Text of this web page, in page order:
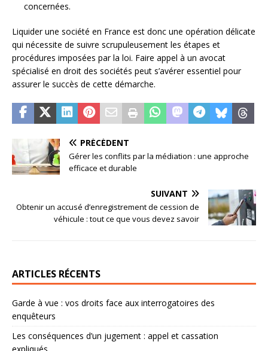
concernées.
Liquider une société en France est donc une opération délicate
qui nécessite de suivre scrupuleusement les étapes et
procédures imposées par la loi. Faire appel à un avocat
spécialisé en droit des sociétés peut s’avérer essentiel pour
assurer le succès de cette démarche.
PRÉCÉDENT
Gérer les conflits par la médiation : une approche
efficace et durable
SUIVANT
Obtenir un accusé d’enregistrement de cession de
véhicule : tout ce que vous devez savoir
ARTICLES RÉCENTS
Garde à vue : vos droits face aux interrogatoires des
enquêteurs
Les conséquences d’un jugement : appel et cassation